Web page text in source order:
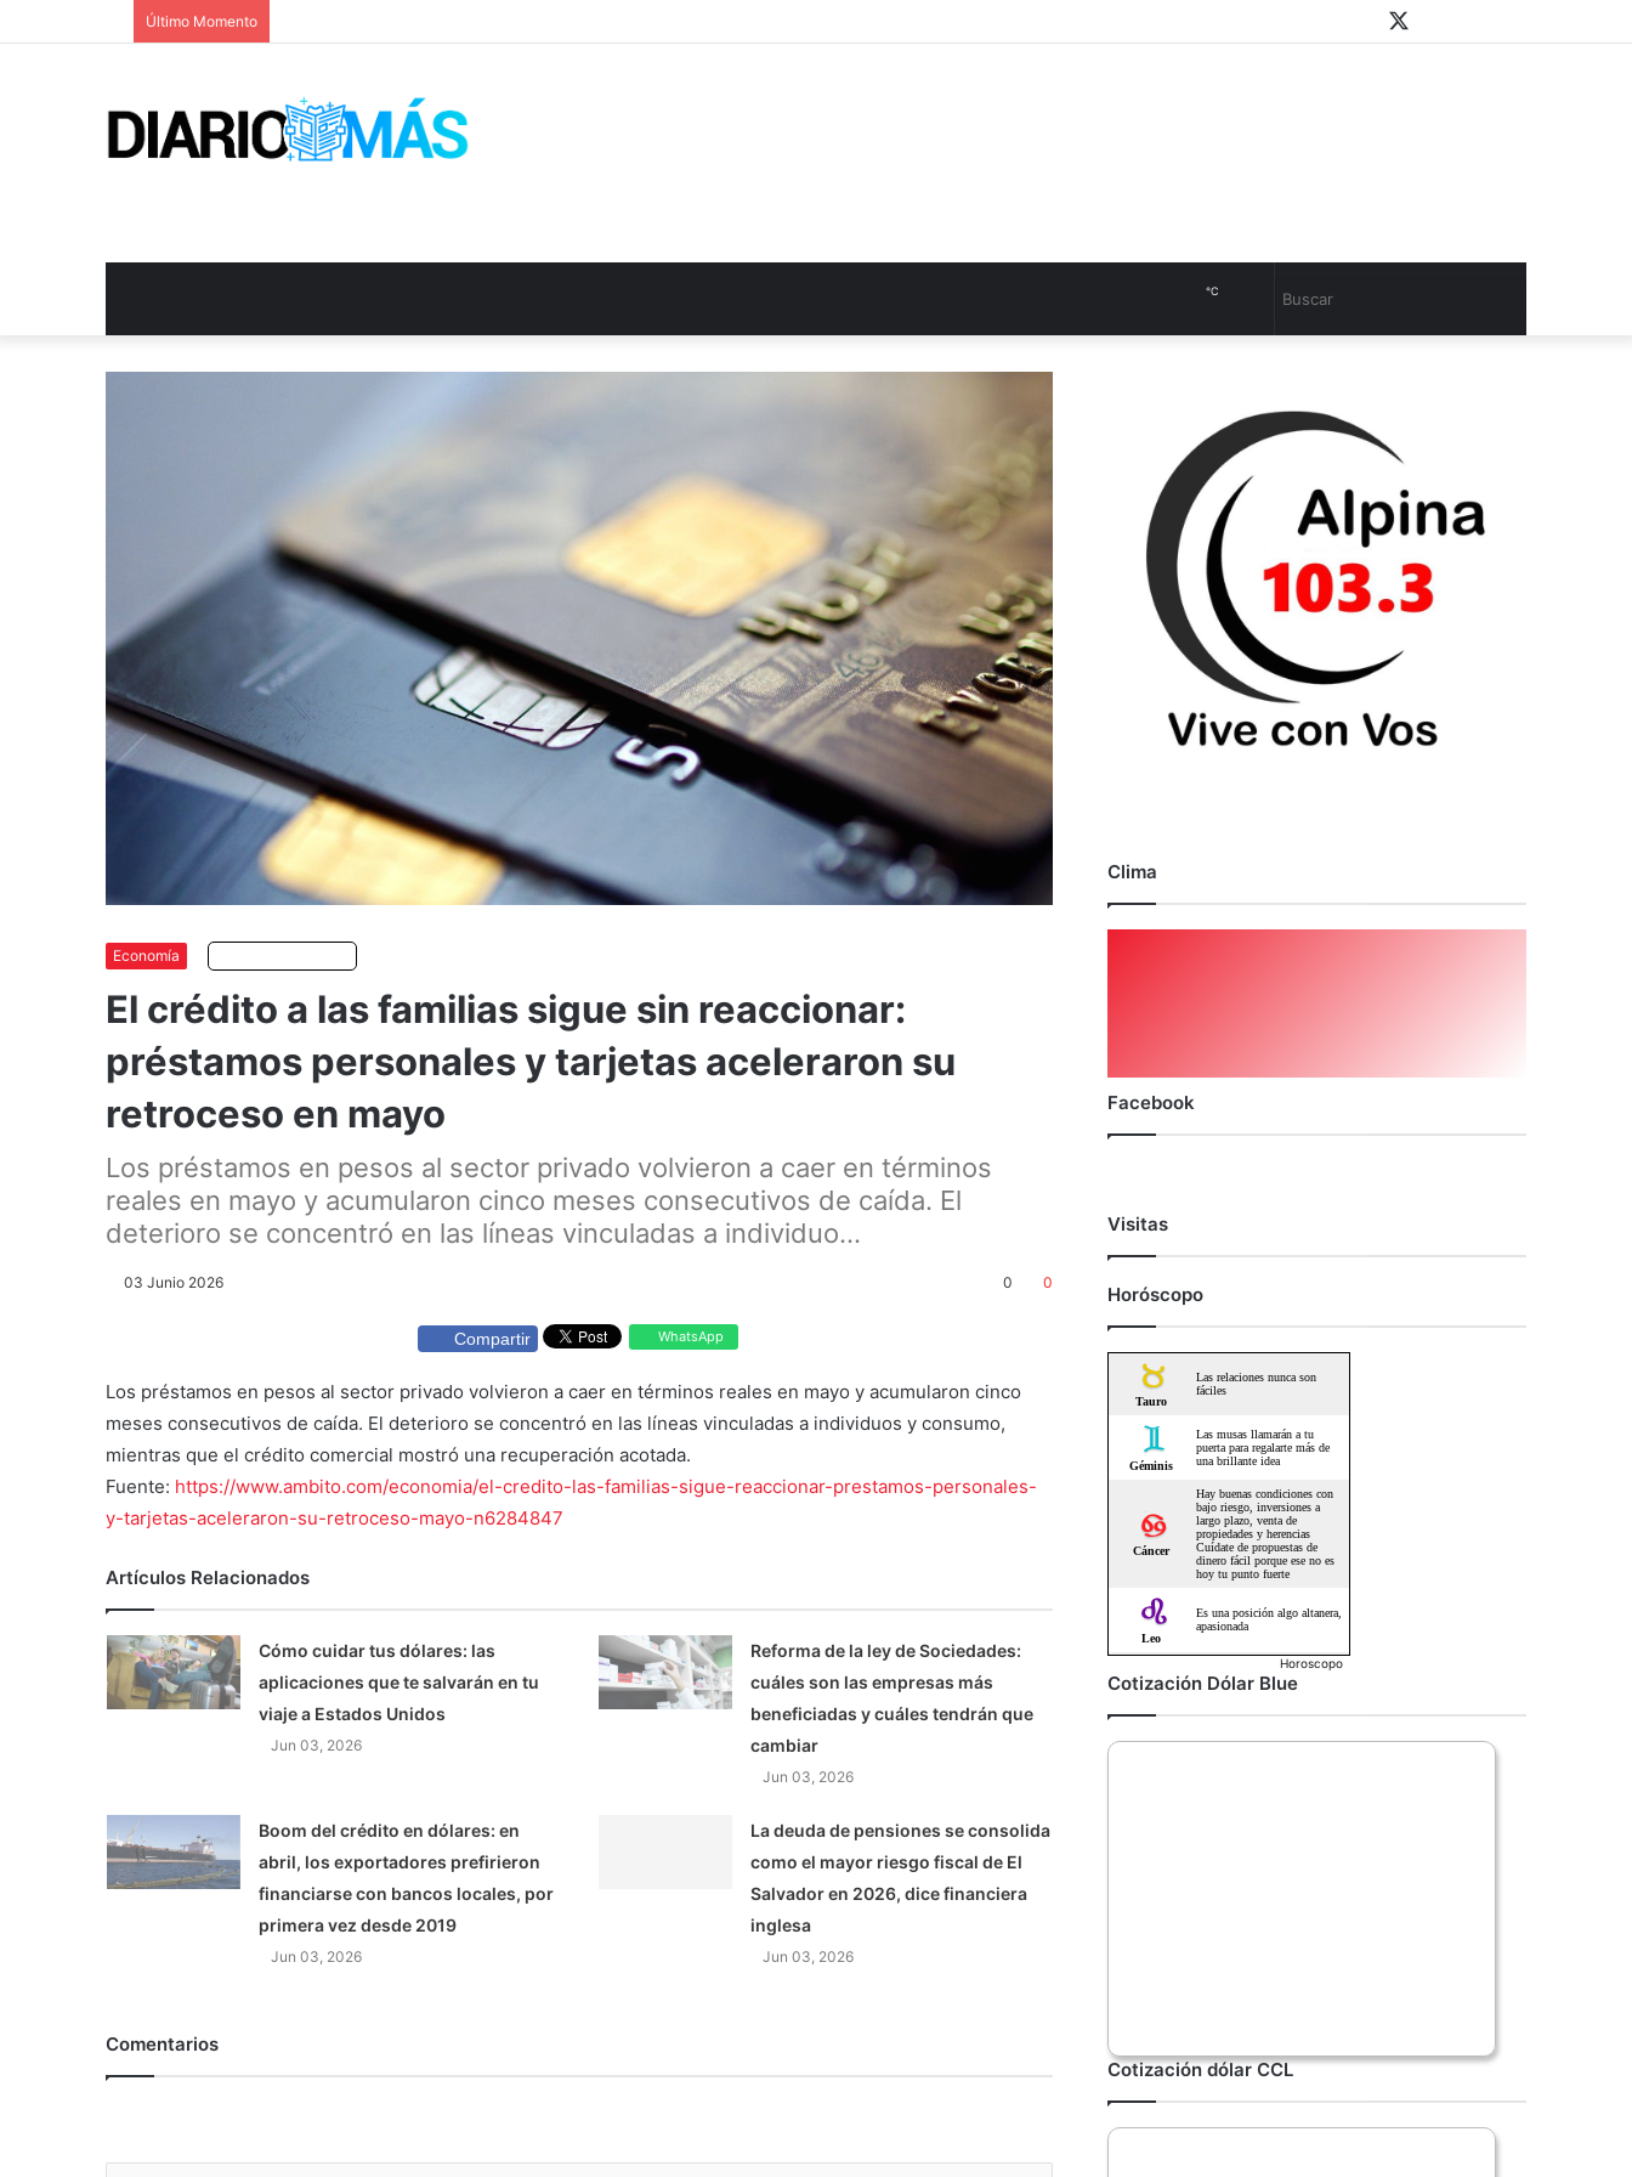
Último Momento Instagram
Youtube
WhatsApp
Cambiar
℃
Economía
El crédito a las familias sigue sin reaccionar:
préstamos personales y tarjetas aceleraron su
retroceso en mayo
Los préstamos en pesos al sector privado volvieron a caer en términos
reales en mayo y acumularon cinco meses consecutivos de caída. El
deterioro se concentró en las líneas vinculadas a individuo...
03 Junio 2026 0 0
Compartir WhatsApp
Los préstamos en pesos al sector privado volvieron a caer en términos reales en mayo y acumularon cinco
meses consecutivos de caída. El deterioro se concentró en las líneas vinculadas a individuos y consumo,
mientras que el crédito comercial mostró una recuperación acotada.
Fuente: https://www.ambito.com/economia/el-credito-las-familias-sigue-reaccionar-prestamos-personales-
y-tarjetas-aceleraron-su-retroceso-mayo-n6284847
Artículos Relacionados
Cómo cuidar tus dólares: las
aplicaciones que te salvarán en tu
viaje a Estados Unidos
Jun 03, 2026
Reforma de la ley de Sociedades:
cuáles son las empresas más
beneficiadas y cuáles tendrán que
cambiar
Jun 03, 2026
Boom del crédito en dólares: en
abril, los exportadores prefirieron
financiarse con bancos locales, por
primera vez desde 2019
Jun 03, 2026
La deuda de pensiones se consolida
como el mayor riesgo fiscal de El
Salvador en 2026, dice financiera
inglesa
Jun 03, 2026
Comentarios
Clima
Facebook
Visitas
Horóscopo
Horoscopo
Cotización Dólar Blue
Cotización dólar CCL